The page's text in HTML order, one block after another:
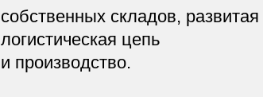
собственных складов, развитая
логистическая цепь
и производство.